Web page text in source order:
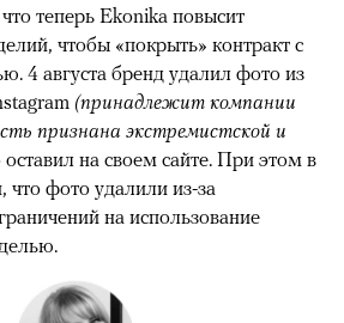
теперь Ekonika повысит
чтобы «покрыть» контракт с
4 августа бренд удалил фото из
(принадлежит компании
признана экстремистской и
оставил на своем сайте. При этом в
фото удалили из-за
на использование